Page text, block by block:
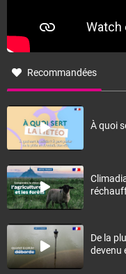
Recommandées
À quoi
De la
devenu